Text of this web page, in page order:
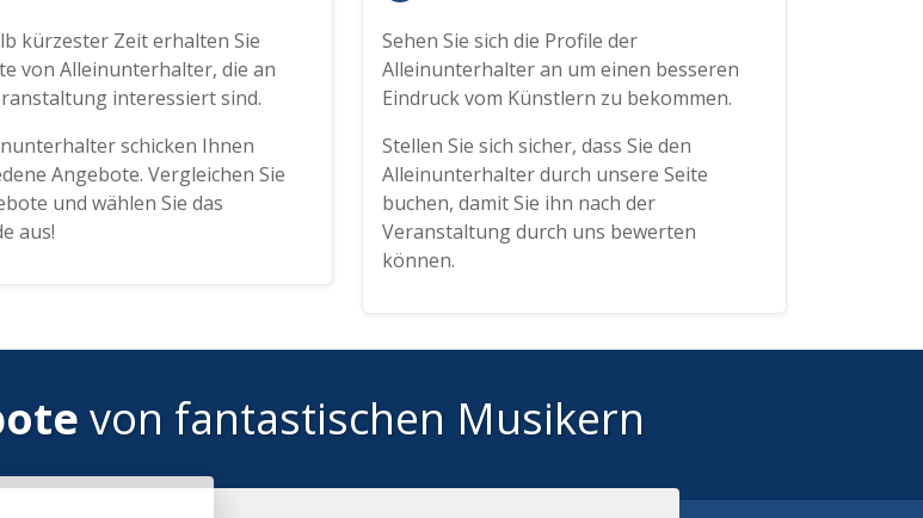
kürzester Zeit erhalten Sie
von Alleinunterhalter, die an
interessiert sind.
schicken Ihnen
Angebote. Vergleichen Sie
und wählen Sie das
aus!
Sehen Sie sich die Profile der
Alleinunterhalter an um einen besseren
Eindruck vom Künstlern zu bekommen.
Stellen Sie sich sicher, dass Sie den
Alleinunterhalter durch unsere Seite
buchen, damit Sie ihn nach der
Veranstaltung durch uns bewerten
können.
von fantastischen Musikern